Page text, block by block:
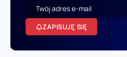
ZAPISUJĘ SIĘ